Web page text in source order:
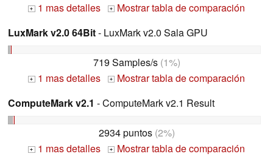
+ 1 mas detalles +
Mostrar tabla de comparación
LuxMark v2.0 64Bit- LuxMark v2.0 Sala GPU
719 Samples/s(1%)
+ 1 mas detalles +
Mostrar tabla de comparación
ComputeMark v2.1 - ComputeMark v2.1 Result
2934 puntos(2%)
+ 1 mas detalles +
Mostrar tabla de comparación